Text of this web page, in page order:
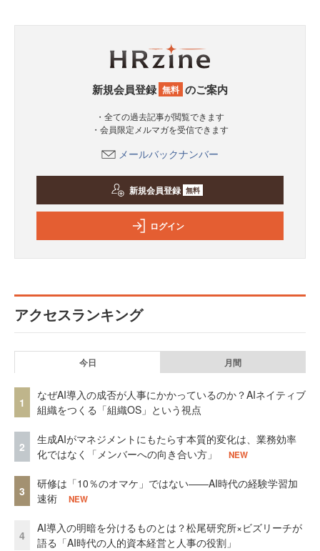
新規会員登録 無料 のご案内
・全ての過去記事が閲覧できます
・会員限定メルマガを受信できます
メールバックナンバー
新規会員登録 無料
ログイン
アクセスランキング
今日 月間
1
なぜAI導入の成否が人事にかかっているのか？AIネイティブ
組織をつくる「組織OS」という視点
2
生成AIがマネジメントにもたらす本質的変化は、業務効率
化ではなく「メンバーへの向き合い方」
NEW
3
研修は「10％のオマケ」ではない——AI時代の経験学習加
速術
NEW
4
AI導入の明暗を分けるものとは？松尾研究所×ビズリーチが
語る「AI時代の人的資本経営と人事の役割」